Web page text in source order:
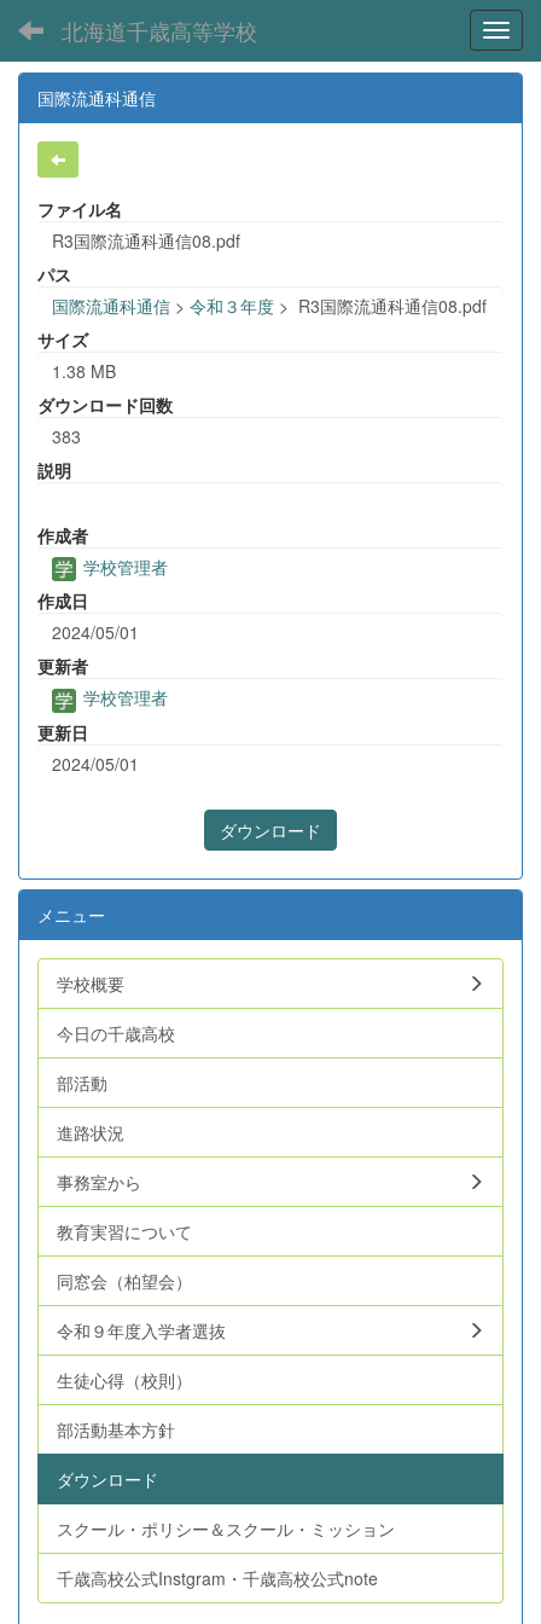
北海道千歳高等学校
国際流通科通信
ファイル名
R3国際流通科通信08.pdf
パス
国際流通科通信 > 令和３年度 > R3国際流通科通信08.pdf
サイズ
1.38 MB
ダウンロード回数
383
説明
作成者
学校管理者
作成日
2024/05/01
更新者
学校管理者
更新日
2024/05/01
ダウンロード
メニュー
学校概要
今日の千歳高校
部活動
進路状況
事務室から
教育実習について
同窓会（柏望会）
令和９年度入学者選抜
生徒心得（校則）
部活動基本方針
ダウンロード
スクール・ポリシー＆スクール・ミッション
千歳高校公式Instgram・千歳高校公式note